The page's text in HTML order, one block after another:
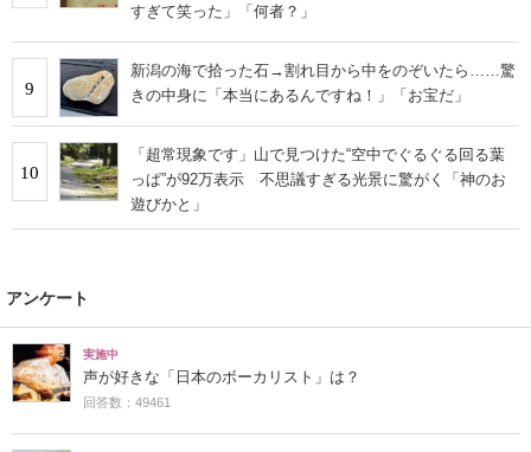
すぎて笑った」「何者？」
9
新潟の海で拾った石→割れ目から中をのぞいたら……驚
きの中身に「本当にあるんですね！」「お宝だ」
10
「超常現象です」山で見つけた“空中でぐるぐる回る葉
っぱ”が92万表示 不思議すぎる光景に驚がく「神のお
遊びかと」
アンケート
実施中
声が好きな「日本のボーカリスト」は？
回答数：49461